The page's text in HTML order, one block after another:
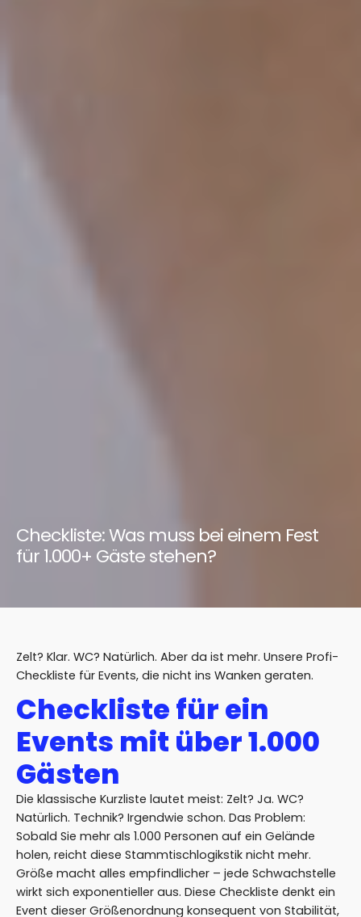
Checkliste: Was muss bei einem Fest
für 1.000+ Gäste stehen?
Zelt? Klar. WC? Natürlich. Aber da ist mehr. Unsere Profi-
Checkliste für Events, die nicht ins Wanken geraten.
Checkliste für ein
Events mit über 1.000
Gästen
Die klassische Kurzliste lautet meist: Zelt? Ja. WC?
Natürlich. Technik? Irgendwie schon. Das Problem:
Sobald Sie mehr als 1.000 Personen auf ein Gelände
holen, reicht diese Stammtischlogikstik nicht mehr.
Größe macht alles empfindlicher – jede Schwachstelle
wirkt sich exponentieller aus. Diese Checkliste denkt ein
Event dieser Größenordnung konsequent von Stabilität,